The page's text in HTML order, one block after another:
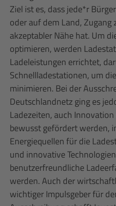
Ziel ist es, dass jede*r
oder auf dem Land,
akzeptabler Nähe hat. Um
optimieren, werden
Ladeleistungen errichtet,
Schnellladestationen, um
minimieren. Bei der
Deutschlandnetz ging es
Ladezeiten, auch
bewusst gefördert werden,
Energiequellen für die
und innovative
benutzerfreundliche
werden. Auch der
wichtiger Impulsgeber für